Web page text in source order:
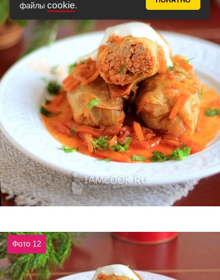
файлы cookie.
Фото 12